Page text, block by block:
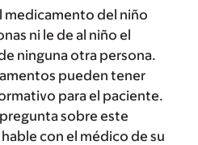
medicamento del niño
ni le de al niño el
ninguna otra persona.
pueden tener
para el paciente.
sobre este
con el médico de su